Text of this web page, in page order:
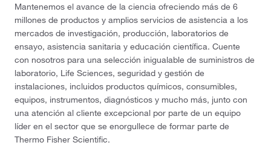
Mantenemos el avance de la ciencia ofreciendo más de 6
millones de productos y amplios servicios de asistencia a los
mercados de investigación, producción, laboratorios de
ensayo, asistencia sanitaria y educación científica. Cuente
con nosotros para una selección inigualable de suministros de
laboratorio, Life Sciences, seguridad y gestión de
instalaciones, incluidos productos químicos, consumibles,
equipos, instrumentos, diagnósticos y mucho más, junto con
una atención al cliente excepcional por parte de un equipo
líder en el sector que se enorgullece de formar parte de
Thermo Fisher Scientific.